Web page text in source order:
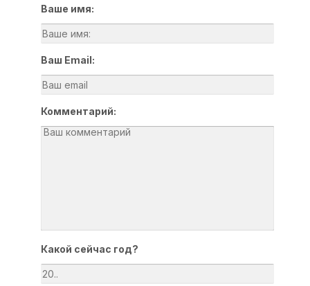
Ваше имя:
Ваш Email:
Комментарий:
Какой сейчас год?